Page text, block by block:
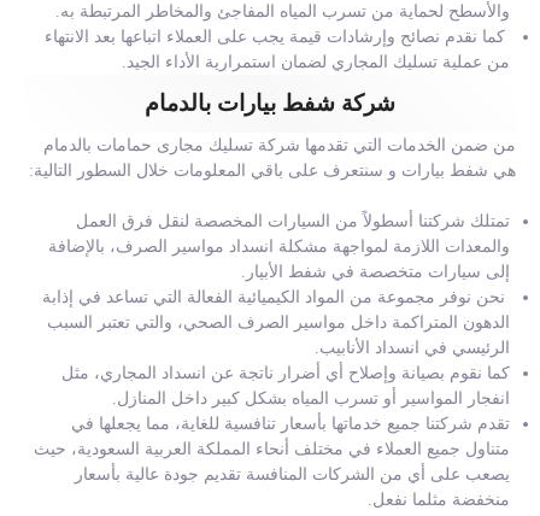
والأسطح لحماية من تسرب المياه المفاجئ والمخاطر المرتبطة به.
كما نقدم نصائح وإرشادات قيمة يجب على العملاء اتباعها بعد الانتهاء
من عملية تسليك المجاري لضمان استمرارية الأداء الجيد.
شركة شفط بيارات بالدمام
من ضمن الخدمات التي تقدمها شركة تسليك مجارى حمامات بالدمام
هي شفط بيارات و سنتعرف على باقي المعلومات خلال السطور التالية:
تمتلك شركتنا أسطولاً من السيارات المخصصة لنقل فرق العمل
والمعدات اللازمة لمواجهة مشكلة انسداد مواسير الصرف، بالإضافة
إلى سيارات متخصصة في شفط الأبيار.
نحن نوفر مجموعة من المواد الكيميائية الفعالة التي تساعد في إذابة
الدهون المتراكمة داخل مواسير الصرف الصحي، والتي تعتبر السبب
الرئيسي في انسداد الأنابيب.
كما نقوم بصيانة وإصلاح أي أضرار ناتجة عن انسداد المجاري، مثل
انفجار المواسير أو تسرب المياه بشكل كبير داخل المنازل.
تقدم شركتنا جميع خدماتها بأسعار تنافسية للغاية، مما يجعلها في
متناول جميع العملاء في مختلف أنحاء المملكة العربية السعودية، حيث
يصعب على أي من الشركات المنافسة تقديم جودة عالية بأسعار
منخفضة مثلما نفعل.